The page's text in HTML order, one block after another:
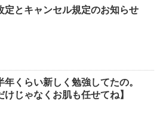
定とキャンセル規定のお知らせ
年くらい新しく勉強してたの。
けじゃなくお肌も任せてね】